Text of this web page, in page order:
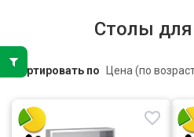
Столы
Сортировать по